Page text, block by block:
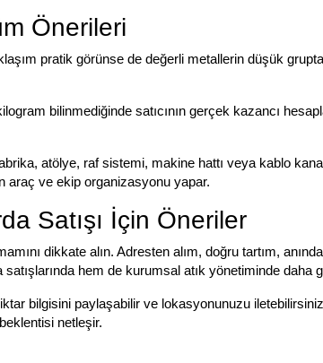
Önerileri
pratik görünse de değerli metallerin düşük
bilinmediğinde satıcının gerçek kazancı
atölye, raf sistemi, makine hattı veya kablo
araç ve ekip organizasyonu yapar.
Satışı İçin Öneriler
dikkate alın. Adresten alım, doğru tartım,
hem de kurumsal atık yönetiminde daha
bilgisini paylaşabilir ve lokasyonunuzu
netleşir.